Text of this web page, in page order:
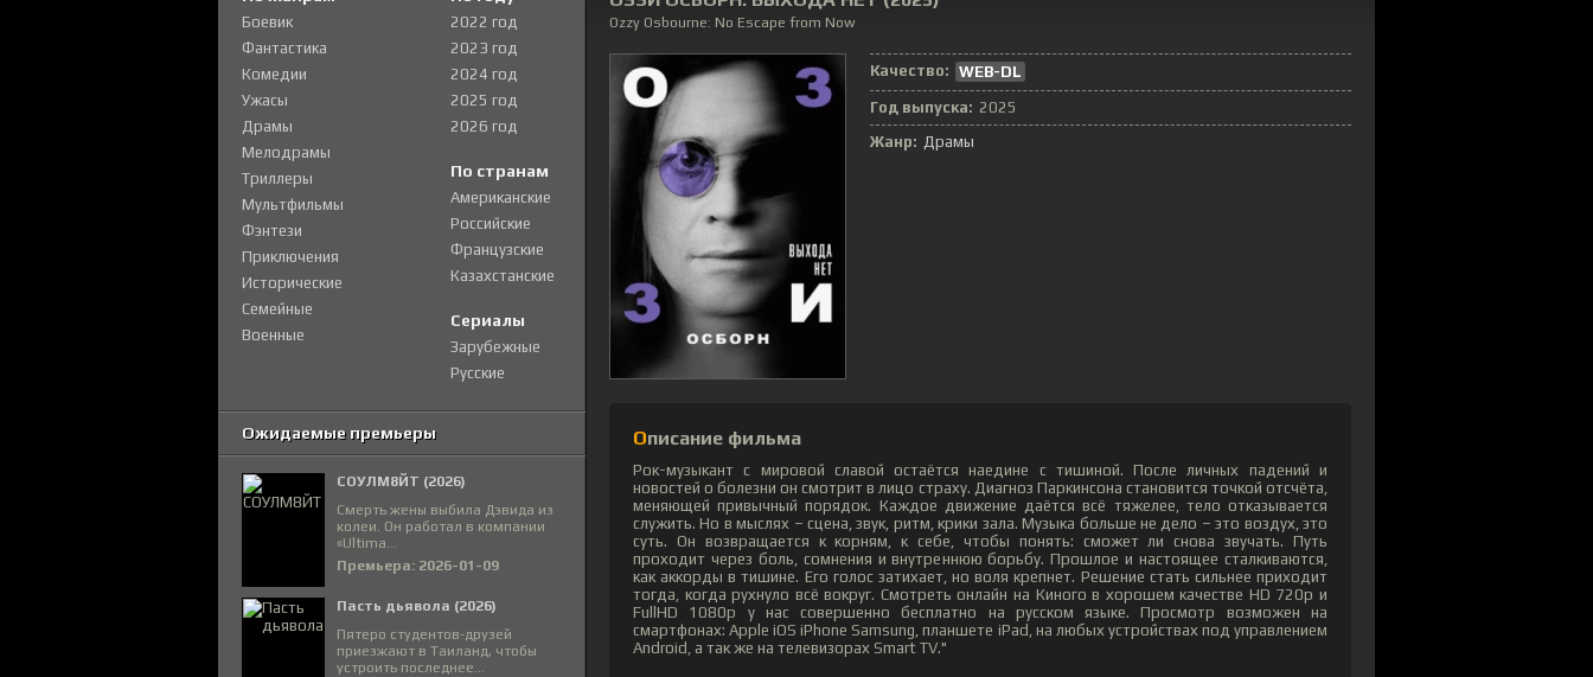
Ozzy Osbourne: No Escape from Now
Качество: WEB-DL
Год выпуска: 2025
Жанр: Драмы
Описание фильма
Рок-музыкант с мировой славой остаётся наедине с тишиной. После личных падений и
новостей о болезни он смотрит в лицо страху. Диагноз Паркинсона становится точкой отсчёта,
меняющей привычный порядок. Каждое движение даётся всё тяжелее, тело отказывается
служить. Но в мыслях – сцена, звук, ритм, крики зала. Музыка больше не дело – это воздух, это
суть. Он возвращается к корням, к себе, чтобы понять: сможет ли снова звучать. Путь
проходит через боль, сомнения и внутреннюю борьбу. Прошлое и настоящее сталкиваются,
как аккорды в тишине. Его голос затихает, но воля крепнет. Решение стать сильнее приходит
тогда, когда рухнуло всё вокруг. Смотреть онлайн на Киного в хорошем качестве HD 720p и
FullHD 1080p у нас совершенно бесплатно на русском языке. Просмотр возможен на
смартфонах: Apple iOS iPhone Samsung, планшете iPad, на любых устройствах под управлением
Android, а так же на телевизорах Smart TV."
Боевик
Фантастика
Комедии
Ужасы
Драмы
Мелодрамы
Триллеры
Мультфильмы
Фэнтези
Приключения
Исторические
Семейные
Военные
2022 год
2023 год
2024 год
2025 год
2026 год
По странам
Американские
Российские
Французские
Казахстанские
Сериалы
Зарубежные
Русские
Ожидаемые премьеры
СОУЛМ8ЙТ (2026)
Смерть жены выбила Дэвида из
колеи. Он работал в компании
«Ultima...
Премьера: 2026-01-09
Пасть дьявола (2026)
Пятеро студентов-друзей
приезжают в Таиланд, чтобы
устроить последнее...